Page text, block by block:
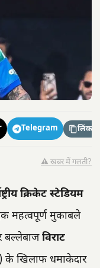
Telegram लिंक
⚠️ खबर में गलती?
क्रिकेट स्टेडियम
महत्वपूर्ण मुकाबले
बल्लेबाजविराट
के खिलाफ धमाकेदार